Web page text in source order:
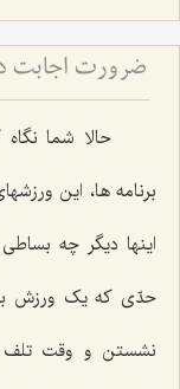
حالا شما
برنامه ها، این
اینها دیگر چه
حدّی که یک ورزش
نشستن و وقت تلف